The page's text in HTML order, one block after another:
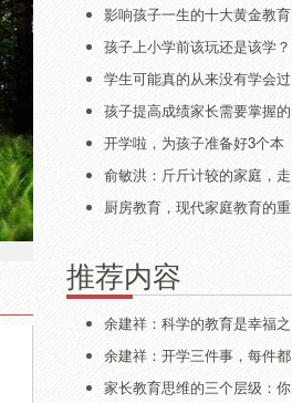
影响孩子一生的十大黄金教育
孩子上小学前该玩还是该学？
学生可能真的从来没有学会过
孩子提高成绩家长需要掌握的
开学啦，为孩子准备好3个本
俞敏洪：斤斤计较的家庭，走
厨房教育，现代家庭教育的重
推荐内容
余建祥：科学的教育是幸福之
余建祥：开学三件事，每件都
家长教育思维的三个层级：你